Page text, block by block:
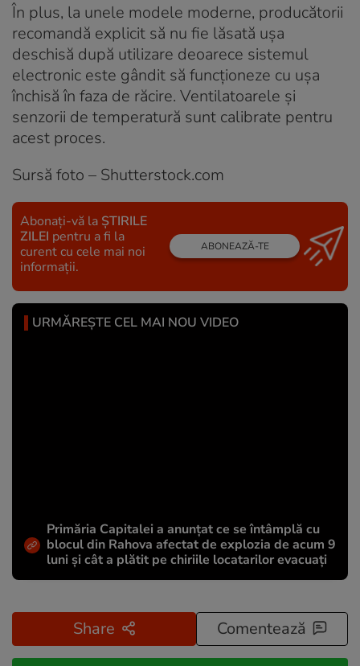
În plus, la unele modele moderne, producătorii
recomandă explicit să nu fie lăsată ușa
deschisă după utilizare deoarece sistemul
electronic este gândit să funcționeze cu ușa
închisă în faza de răcire. Ventilatoarele și
senzorii de temperatură sunt calibrate pentru
acest proces.
Sursă foto – Shutterstock.com
Abonați-vă la ȘTIRILE
ZILEI pentru a fi la
curent cu cele mai noi
informații.
ABONEAZĂ-TE
URMĂREȘTE CEL MAI NOU VIDEO
Primăria Capitalei a anunțat ce se întâmplă cu
blocul din Rahova afectat de explozia de acum 9
luni și cât a plătit pe chiriile locatarilor evacuați
Share Comentează